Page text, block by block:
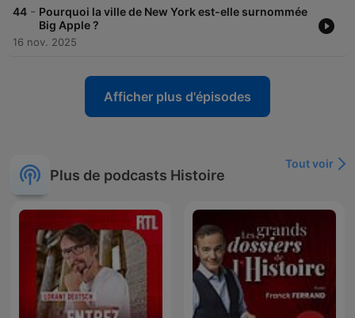
44 - Pourquoi la ville de New York est-elle surnommée
Big Apple ?
16 nov. 2025
Afficher plus d'épisodes
Plus de podcasts Histoire
Tout voir